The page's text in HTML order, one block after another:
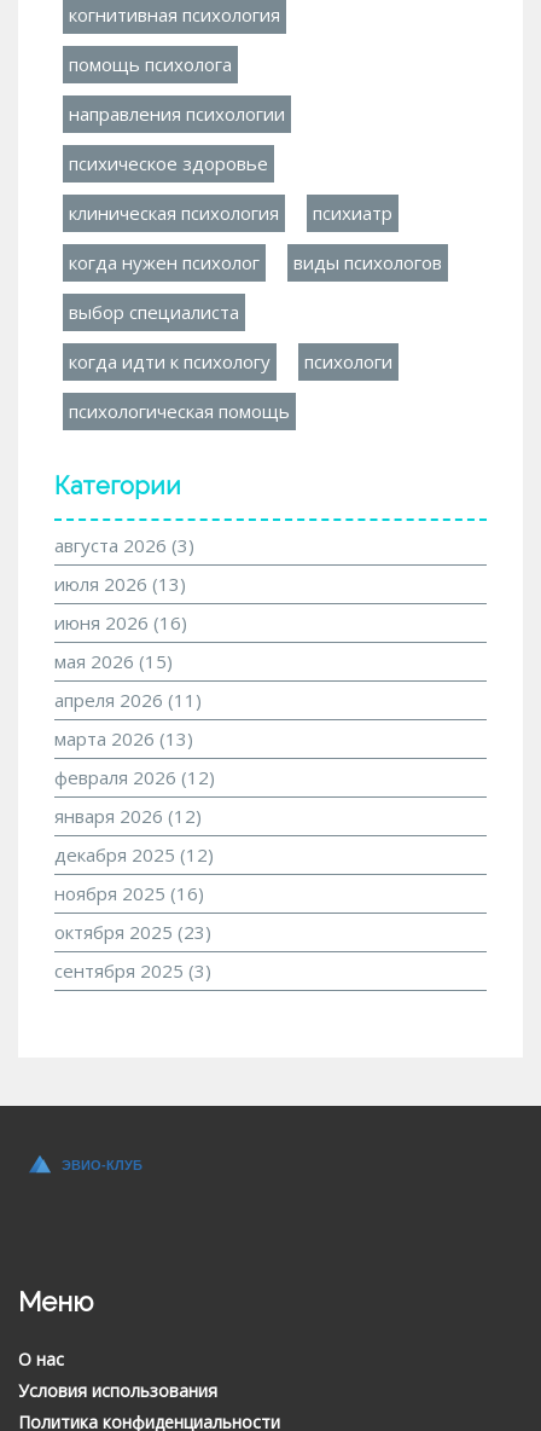
когнитивная психология
помощь психолога
направления психологии
психическое здоровье
клиническая психология психиатр
когда нужен психолог виды психологов
выбор специалиста
когда идти к психологу психологи
психологическая помощь
Категории
августа 2026 (3)
июля 2026 (13)
июня 2026 (16)
мая 2026 (15)
апреля 2026 (11)
марта 2026 (13)
февраля 2026 (12)
января 2026 (12)
декабря 2025 (12)
ноября 2025 (16)
октября 2025 (23)
сентября 2025 (3)
Меню
О нас
Условия использования
Политика конфиденциальности